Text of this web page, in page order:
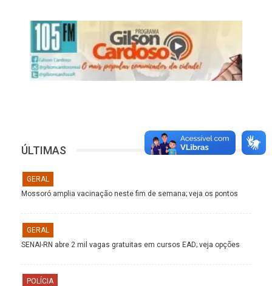
ÚLTIMAS
GERAL
Mossoró amplia vacinação neste fim de semana; veja os pontos
GERAL
SENAI-RN abre 2 mil vagas gratuitas em cursos EAD; veja opções
POLÍCIA